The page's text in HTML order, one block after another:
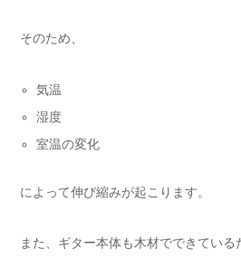
そのため、
気温
湿度
室温の変化
によって伸び縮みが起こります。
また、ギター本体も木材でできてい